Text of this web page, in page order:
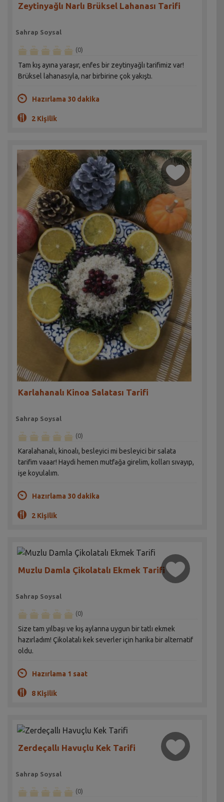
Zeytinyağlı Narlı Brüksel Lahanası Tarifi
Sahrap Soysal
(0)
Tam kış ayına yaraşır, enfes bir zeytinyağlı tarifimiz var!
Brüksel lahanasıyla, nar birbirine çok yakıştı.
Hazırlama 30 dakika
2 Kişilik
Karlahanalı Kinoa Salatası Tarifi
Sahrap Soysal
(0)
Karalahanalı, kinoalı, besleyici mi besleyici bir salata
tarifim vaaar! Haydi hemen mutfağa girelim, kolları sıvayıp,
işe koyulalım.
Hazırlama 30 dakika
2 Kişilik
Muzlu Damla Çikolatalı Ekmek Tarifi
Sahrap Soysal
(0)
Size tam yılbaşı ve kış aylarına uygun bir tatlı ekmek
hazırladım! Çikolatalı kek severler için harika bir alternatif
oldu.
Hazırlama 1 saat
8 Kişilik
Zerdeçallı Havuçlu Kek Tarifi
Sahrap Soysal
(0)